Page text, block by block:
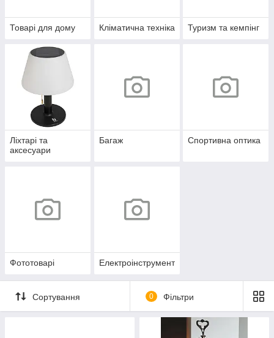
Товарі для дому Кліматична техніка Туризм та кемпінг
Ліхтарі та
аксесуари
Багаж Спортивна оптика
Фототоварі Електроінструмент
Сортування 0 Фільтри